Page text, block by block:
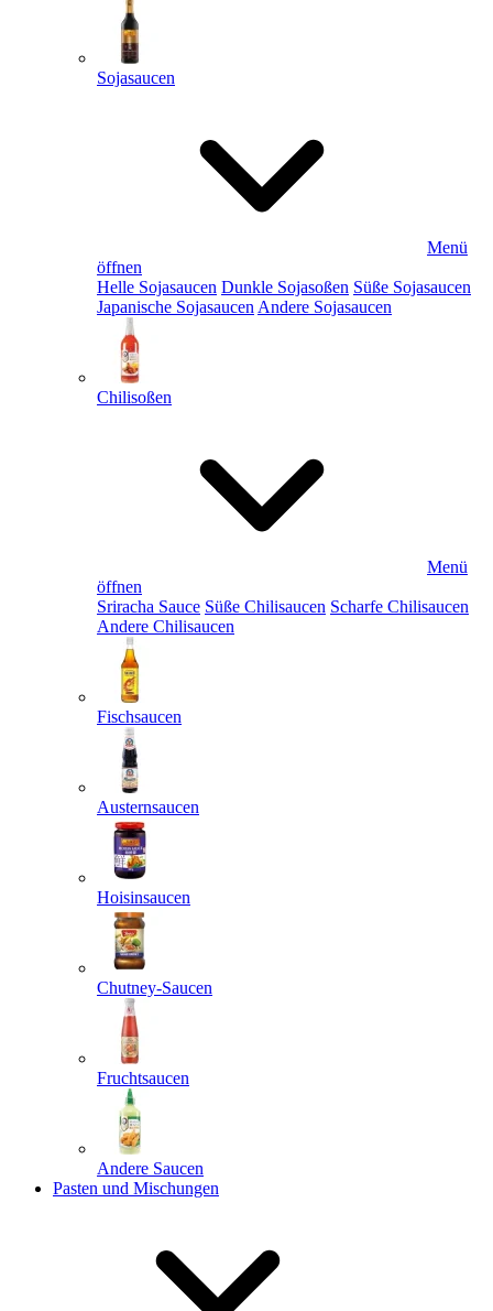
Sojasaucen
Menü
öffnen
Helle Sojasaucen Dunkle Sojasoßen Süße Sojasaucen
Japanische Sojasaucen Andere Sojasaucen
Chilisoßen
Menü
öffnen
Sriracha Sauce Süße Chilisaucen Scharfe Chilisaucen
Andere Chilisaucen
Fischsaucen
Austernsaucen
Hoisinsaucen
Chutney-Saucen
Fruchtsaucen
Andere Saucen
Pasten und Mischungen